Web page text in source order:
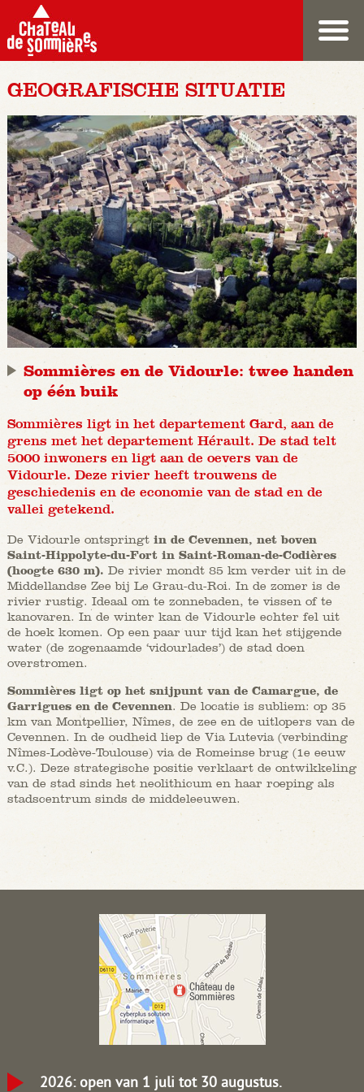
GEOGRAFISCHE SITUATIE
Sommières en de Vidourle: twee handen
op één buik
Sommières ligt in het departement Gard, aan de
grens met het departement Hérault. De stad telt
5000 inwoners en ligt aan de oevers van de
Vidourle. Deze rivier heeft trouwens de
geschiedenis en de economie van de stad en de
vallei getekend.
De Vidourle ontspringt in de Cevennen, net boven
Saint-Hippolyte-du-Fort in Saint-Roman-de-Codières
(hoogte 630 m). De rivier mondt 85 km verder uit in de
Middellandse Zee bij Le Grau-du-Roi. In de zomer is de
rivier rustig. Ideaal om te zonnebaden, te vissen of te
kanovaren. In de winter kan de Vidourle echter fel uit
de hoek komen. Op een paar uur tijd kan het stijgende
water (de zogenaamde ‘vidourlades’) de stad doen
overstromen.
Sommières ligt op het snijpunt van de Camargue, de
Garrigues en de Cevennen. De locatie is subliem: op 35
km van Montpellier, Nîmes, de zee en de uitlopers van de
Cevennen. In de oudheid liep de Via Lutevia (verbinding
Nîmes-Lodève-Toulouse) via de Romeinse brug (1e eeuw
v.C.). Deze strategische positie verklaart de ontwikkeling
van de stad sinds het neolithicum en haar roeping als
stadscentrum sinds de middeleeuwen.
2026: open van 1 juli tot 30 augustus.